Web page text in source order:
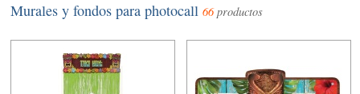
Murales y fondos para photocall66productos